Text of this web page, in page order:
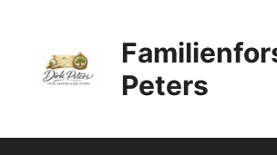
springen
Peters